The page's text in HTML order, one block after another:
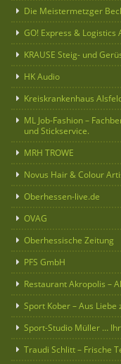
Die Meistermetzger
GO! Express & Logistics
KRAUSE Steig- und
HK Audio
Kreiskrankenhaus
ML Job-Fashion –
und Stickservice.
MRH TROWE
Novus Hair & Colour
Oberhessen-live.de
OVAG
Oberhessische Zeitung
PFS GmbH
Restaurant Akropolis –
Sport Kober – Aus Liebe
Sport-Studio Müller …
Traudi Schlitt – Frische